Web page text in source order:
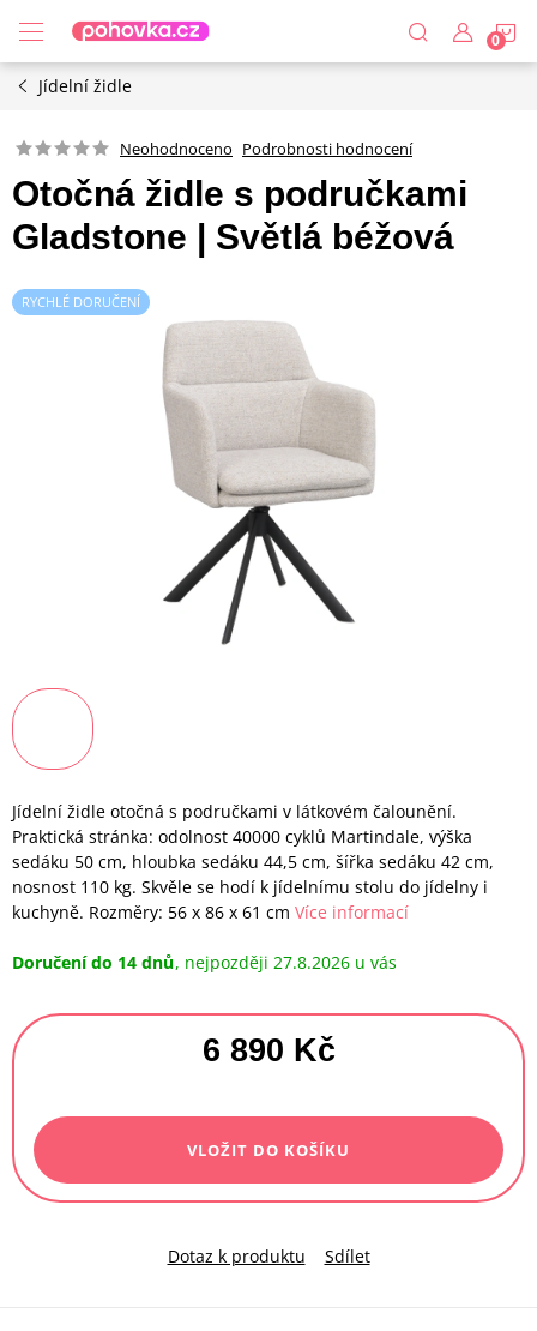
obsah
Jídelní židle
Neohodnoceno Podrobnosti hodnocení
Otočná židle s područkami
Gladstone | Světlá béžová
RYCHLÉ DORUČENÍ
Jídelní židle otočná s područkami v látkovém čalounění.
Praktická stránka: odolnost 40000 cyklů Martindale, výška
sedáku 50 cm, hloubka sedáku 44,5 cm, šířka sedáku 42 cm,
nosnost 110 kg. Skvěle se hodí k jídelnímu stolu do jídelny i
kuchyně. Rozměry: 56 x 86 x 61 cm Více informací
Doručení do 14 dnů 27.8.2026
6 890 Kč
VLOŽIT DO KOŠÍKU
Dotaz k produktu Sdílet